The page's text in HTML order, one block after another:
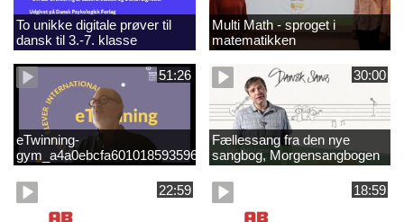
To unikke digitale prøver til
dansk til 3.-7. klasse
Multi Math - sproget i
matematikken
51:26
eTwinning-
gym_a4a0ebcfa601018593596e99f8a2f0d5.mp4
30:00
Fællessang fra den nye
sangbog, Morgensangbogen
(3)
22:59
18:59